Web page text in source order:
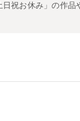
祝お休み」の作品